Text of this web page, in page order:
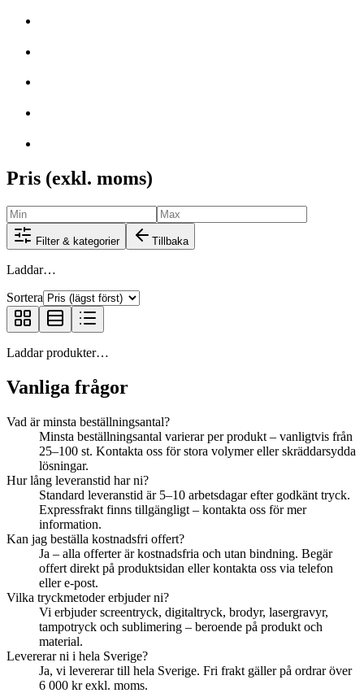
Pris (exkl. moms)
Filter & kategorier Tillbaka
Laddar…
Sortera
Laddar produkter…
Vanliga frågor
Vad är minsta beställningsantal?
Minsta beställningsantal varierar per produkt – vanligtvis från
25–100 st. Kontakta oss för stora volymer eller skräddarsydda
lösningar.
Hur lång leveranstid har ni?
Standard leveranstid är 5–10 arbetsdagar efter godkänt tryck.
Expressfrakt finns tillgängligt – kontakta oss för mer
information.
Kan jag beställa kostnadsfri offert?
Ja – alla offerter är kostnadsfria och utan bindning. Begär
offert direkt på produktsidan eller kontakta oss via telefon
eller e-post.
Vilka tryckmetoder erbjuder ni?
Vi erbjuder screentryck, digitaltryck, brodyr, lasergravyr,
tampotryck och sublimering – beroende på produkt och
material.
Levererar ni i hela Sverige?
Ja, vi levererar till hela Sverige. Fri frakt gäller på ordrar över
6 000 kr exkl. moms.